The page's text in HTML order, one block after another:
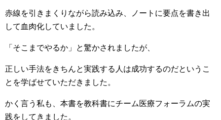
赤線を引きまくりながら読み込み、ノートに要点を書き出
して血肉化していました。
「そこまでやるか」と驚かされましたが、
正しい手法をきちんと実践する人は成功するのだというこ
とを学ばせていただきました。
かく言う私も、本書を教科書にチーム医療フォーラムの実
践をしてきました。